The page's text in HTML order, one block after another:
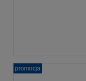
promocja